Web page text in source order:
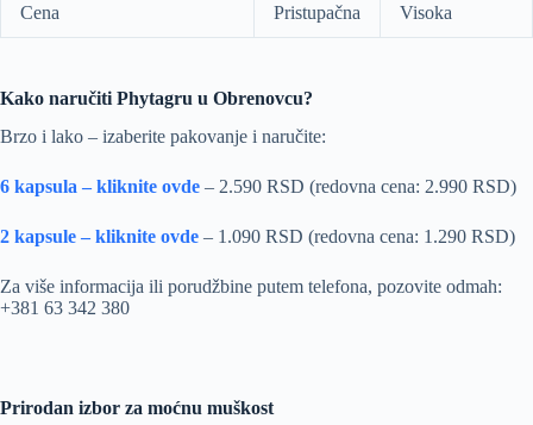
Cena Pristupačna Visoka
Kako naručiti Phytagru u Obrenovcu?
Brzo i lako – izaberite pakovanje i naručite:
6 kapsula – kliknite ovde – 2.590 RSD (redovna cena: 2.990 RSD)
2 kapsule – kliknite ovde – 1.090 RSD (redovna cena: 1.290 RSD)
Za više informacija ili porudžbine putem telefona, pozovite odmah:
+381 63 342 380
Prirodan izbor za moćnu muškost